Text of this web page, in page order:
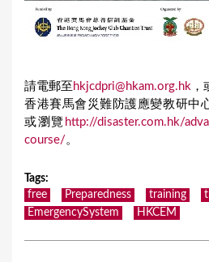
請電郵至 hkjcdpri@hkam.org.hk
香港賽馬會災難防護應變教研中
或瀏覽 http://disaster.com.hk/
course/。
Tags:
free
Preparedness training
EmergencySystem
HKCEM